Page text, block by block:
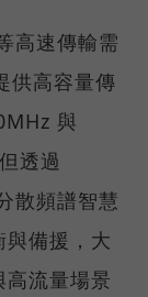
高速傳輸需
供高容量傳
與
透過
散頻譜智慧
備援，大
流量場景